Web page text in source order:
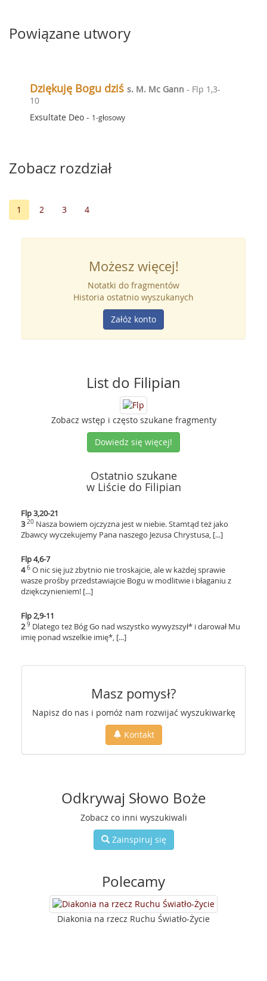
Powiązane utwory
Dziękuję Bogu dziś s. M. Mc Gann - Flp 1,3-
10
Exsultate Deo - 1-głosowy
Zobacz rozdział
1 2 3 4
Możesz więcej!
Notatki do fragmentów
Historia ostatnio wyszukanych
Załóż konto
List do Filipian
Zobacz wstęp i często szukane fragmenty
Dowiedz się więcej!
Ostatnio szukane
w Liście do Filipian
Flp 3,20-21
3 20 Nasza bowiem ojczyzna jest w niebie. Stamtąd też jako
Zbawcy wyczekujemy Pana naszego Jezusa Chrystusa, [...]
Flp 4,6-7
4 6 O nic się już zbytnio nie troskajcie, ale w każdej sprawie
wasze prośby przedstawiajcie Bogu w modlitwie i błaganiu z
dziękczynieniem! [...]
Flp 2,9-11
2 9 Dlatego też Bóg Go nad wszystko wywyższył* i darował Mu
imię ponad wszelkie imię*, [...]
Masz pomysł?
Napisz do nas i pomóż nam rozwijać wyszukiwarkę
Kontakt
Odkrywaj Słowo Boże
Zobacz co inni wyszukiwali
Zainspiruj się
Polecamy
Diakonia na rzecz Ruchu Światło-Życie